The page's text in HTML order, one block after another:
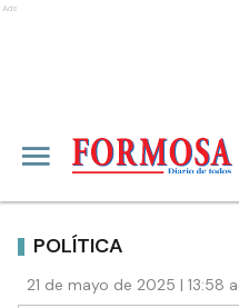
Ads
POLÍTICA
21 de mayo de 2025 | 13:58